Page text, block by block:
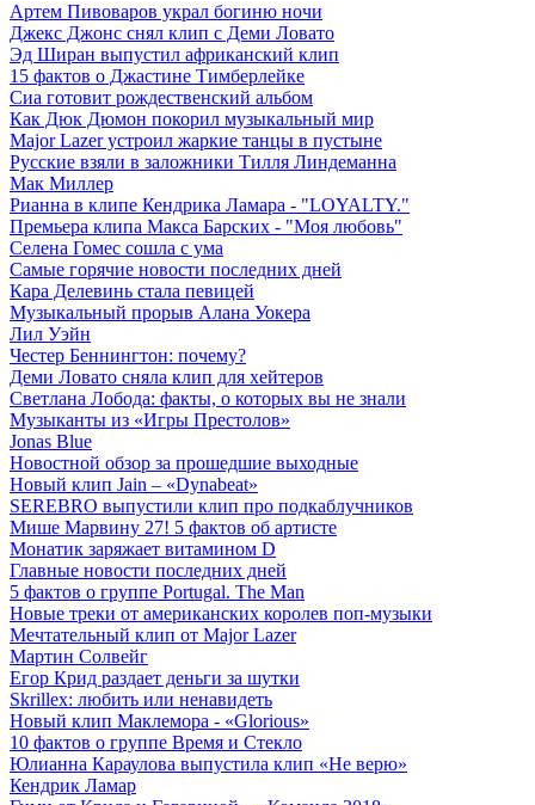
Артем Пивоваров украл богиню ночи
Джекс Джонс снял клип с Деми Ловато
Эд Ширан выпустил африканский клип
15 фактов о Джастине Тимберлейке
Сиа готовит рождественский альбом
Как Дюк Дюмон покорил музыкальный мир
Major Lazer устроил жаркие танцы в пустыне
Русские взяли в заложники Тилля Линдеманна
Мак Миллер
Рианна в клипе Кендрика Ламара - "LOYALTY."
Премьера клипа Макса Барских - "Моя любовь"
Селена Гомес сошла с ума
Самые горячие новости последних дней
Кара Делевинь стала певицей
Музыкальный прорыв Алана Уокера
Лил Уэйн
Честер Беннингтон: почему?
Деми Ловато сняла клип для хейтеров
Светлана Лобода: факты, о которых вы не знали
Музыканты из «Игры Престолов»
Jonas Blue
Новостной обзор за прошедшие выходные
Новый клип Jain – «Dynabeat»
SEREBRO выпустили клип про подкаблучников
Мише Марвину 27! 5 фактов об артисте
Монатик заряжает витамином D
Главные новости последних дней
5 фактов о группе Portugal. The Man
Новые треки от американских королев поп-музыки
Мечтательный клип от Major Lazer
Мартин Солвейг
Егор Крид раздает деньги за шутки
Skrillex: любить или ненавидеть
Новый клип Маклемора - «Glorious»
10 фактов о группе Время и Стекло
Юлианна Караулова выпустила клип «Не верю»
Кендрик Ламар